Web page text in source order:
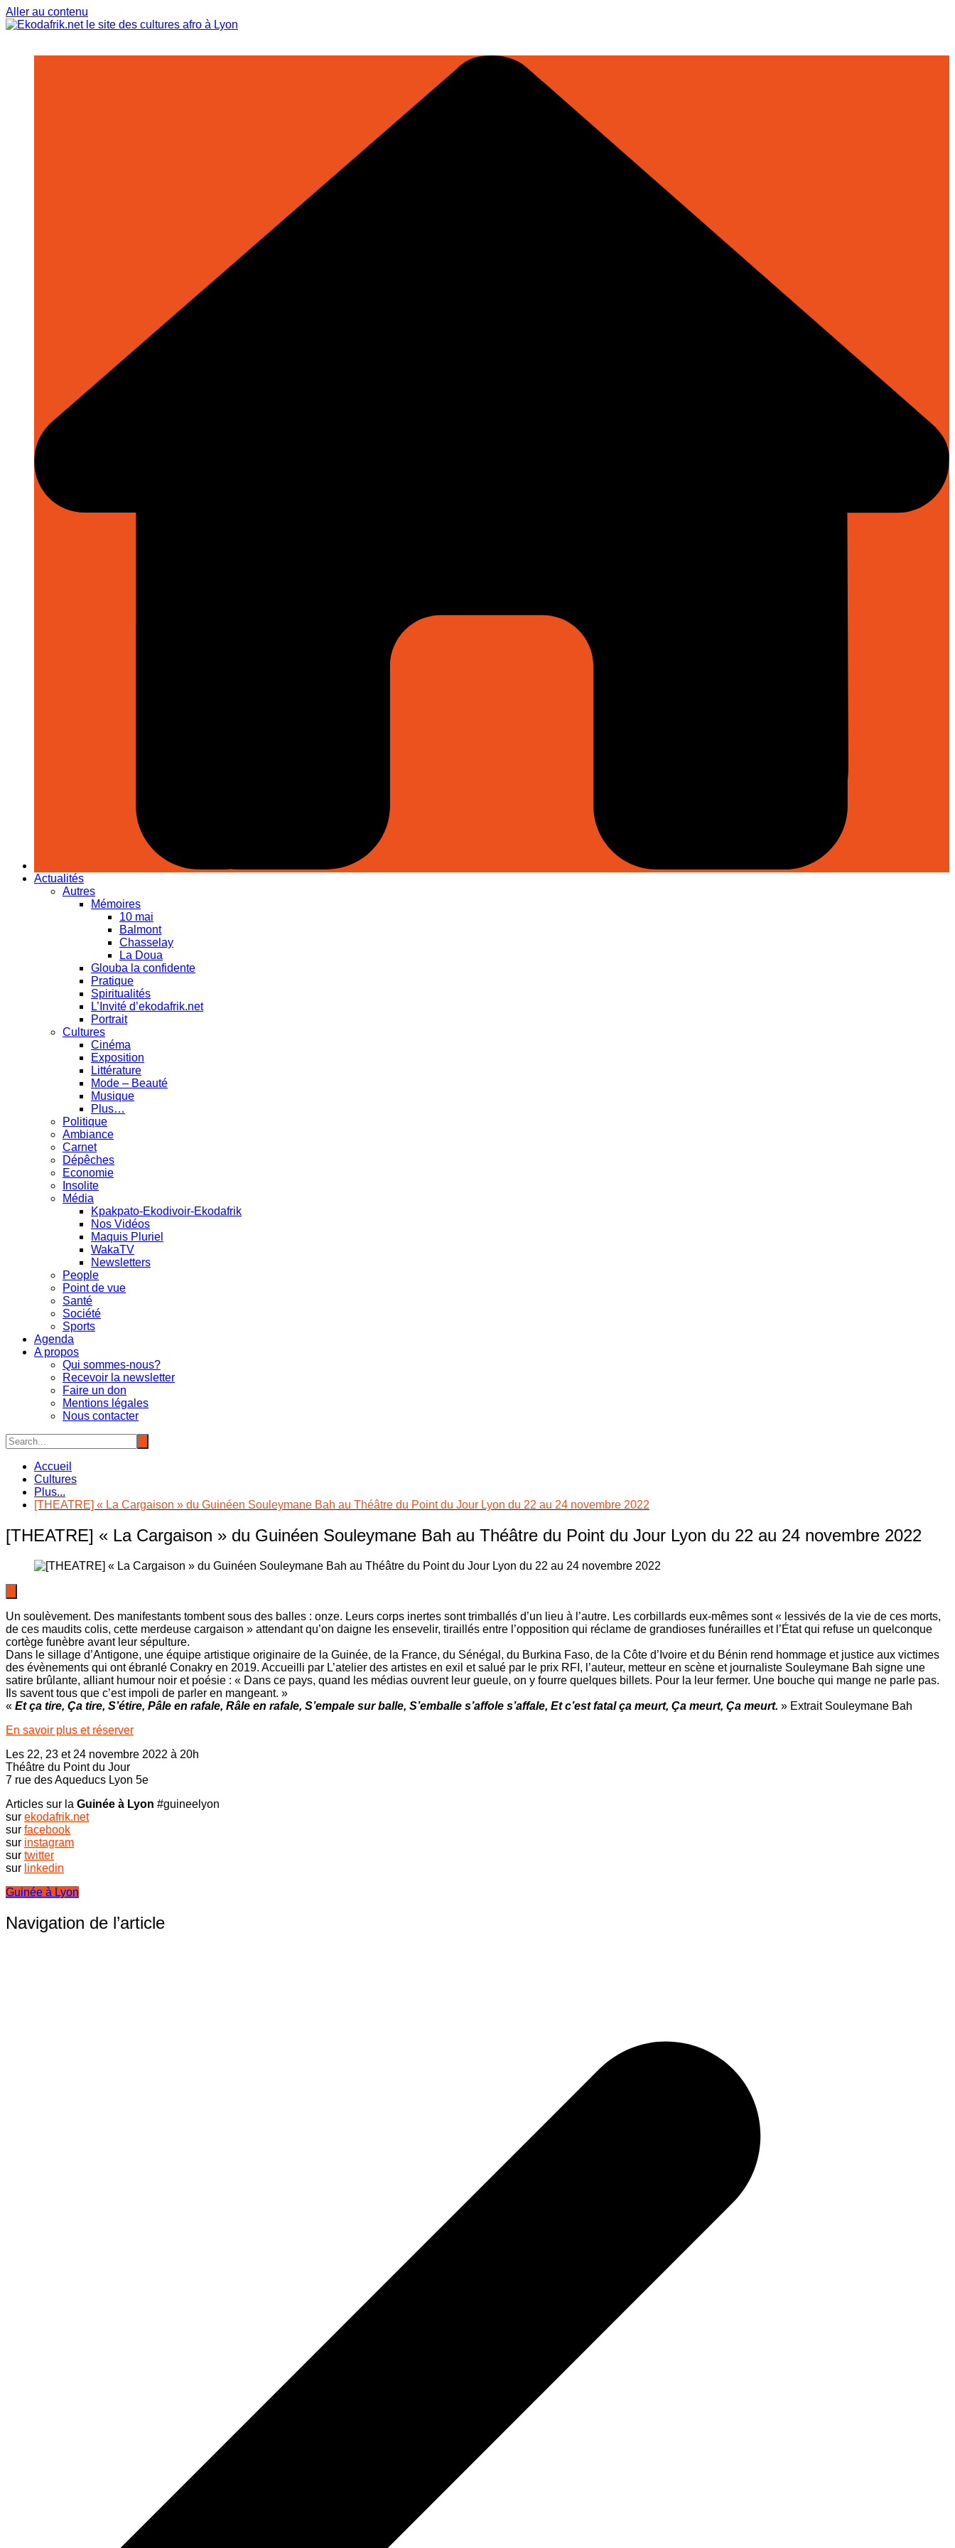
Aller au contenu
Actualités
Autres
Mémoires
10 mai
Balmont
Chasselay
La Doua
Glouba la confidente
Pratique
Spiritualités
L’Invité d’ekodafrik.net
Portrait
Cultures
Cinéma
Exposition
Littérature
Mode – Beauté
Musique
Plus…
Politique
Ambiance
Carnet
Dépêches
Economie
Insolite
Média
Kpakpato-Ekodivoir-Ekodafrik
Nos Vidéos
Maquis Pluriel
WakaTV
Newsletters
People
Point de vue
Santé
Société
Sports
Agenda
A propos
Qui sommes-nous?
Recevoir la newsletter
Faire un don
Mentions légales
Nous contacter
Accueil
Cultures
Plus...
[THEATRE] « La Cargaison » du Guinéen Souleymane Bah au Théâtre du Point du Jour Lyon du 22 au 24 novembre 2022
[THEATRE] « La Cargaison » du Guinéen Souleymane Bah au Théâtre du Point du Jour Lyon du 22 au 24 novembre 2022
Un soulèvement. Des manifestants tombent sous des balles : onze. Leurs corps inertes sont trimballés d’un lieu à l’autre. Les corbillards eux-mêmes sont « lessivés de la vie de ces morts,
de ces maudits colis, cette merdeuse cargaison » attendant qu’on daigne les ensevelir, tiraillés entre l’opposition qui réclame de grandioses funérailles et l’État qui refuse un quelconque
cortège funèbre avant leur sépulture.
Dans le sillage d’Antigone, une équipe artistique originaire de la Guinée, de la France, du Sénégal, du Burkina Faso, de la Côte d’Ivoire et du Bénin rend hommage et justice aux victimes
des évènements qui ont ébranlé Conakry en 2019. Accueilli par L’atelier des artistes en exil et salué par le prix RFI, l’auteur, metteur en scène et journaliste Souleymane Bah signe une
satire brûlante, alliant humour noir et poésie : « Dans ce pays, quand les médias ouvrent leur gueule, on y fourre quelques billets. Pour la leur fermer. Une bouche qui mange ne parle pas.
Ils savent tous que c’est impoli de parler en mangeant. »
« Et ça tire, Ça tire, S’étire, Pâle en rafale, Râle en rafale, S’empale sur balle, S’emballe s’affole s’affale, Et c’est fatal ça meurt, Ça meurt, Ça meurt. » Extrait Souleymane Bah
En savoir plus et réserver
Les 22, 23 et 24 novembre 2022 à 20h
Théâtre du Point du Jour
7 rue des Aqueducs Lyon 5e
Articles sur la Guinée à Lyon #guineelyon
sur ekodafrik.net
sur facebook
sur instagram
sur twitter
sur linkedin
Guinée à Lyon
Navigation de l’article